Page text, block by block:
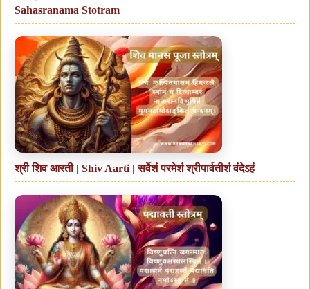
Sahasranama Stotram
श्री शिव आरती | Shiv Aarti | सर्वेशं परमेशं श्रीपार्वतीशं वंदेऽहं